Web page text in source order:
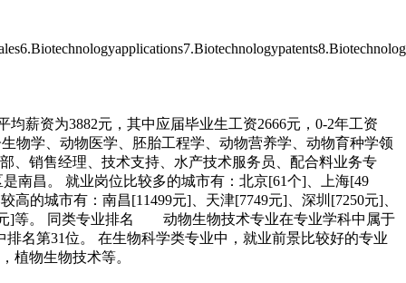
薪资为3882元，其中应届毕业生工资2666元，0-2年工资
物学、动物医学、胚胎工程学、动物营养学、动物育种学领
、销售经理、技术支持、水产技术服务员、配合料业务专
昌。 就业岗位比较多的城市有：北京[61个]、上海[49
的城市有：南昌[11499元]、天津[7749元]、深圳[7250元]、
元]等。 同类专业排名 动物生物技术专业在专业学科中属于
名第31位。 在生物科学类专业中，就业前景比较好的专业
植物生物技术等。